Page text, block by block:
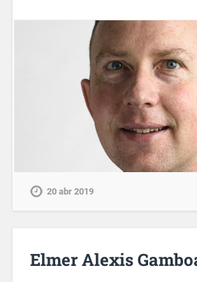
20 abr 2019
Elmer Alexis